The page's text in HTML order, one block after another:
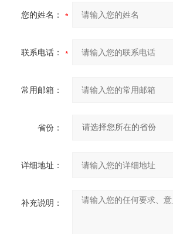
您的姓名：
联系电话：
常用邮箱：
省份：
详细地址：
补充说明：